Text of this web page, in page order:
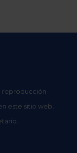
reproducción
este sitio web,